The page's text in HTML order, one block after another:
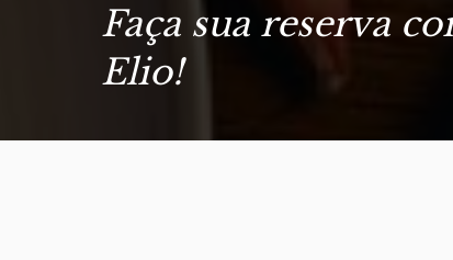
Faça sua reserva
Elio!